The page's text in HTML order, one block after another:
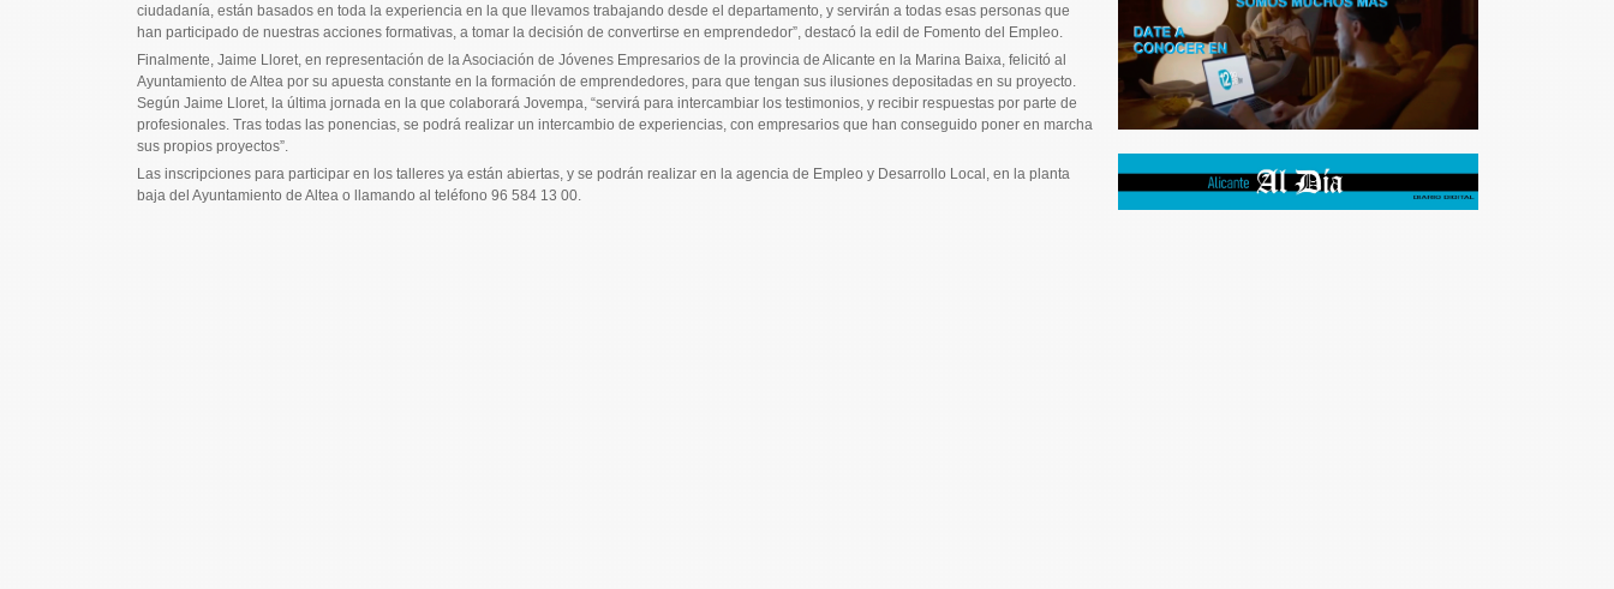
ciudadanía, están basados en toda la experiencia en la que llevamos trabajando desde el departamento, y servirán a todas esas personas que
han participado de nuestras acciones formativas, a tomar la decisión de convertirse en emprendedor”, destacó la edil de Fomento del Empleo.
Finalmente, Jaime Lloret, en representación de la Asociación de Jóvenes Empresarios de la provincia de Alicante en la Marina Baixa, felicitó al
Ayuntamiento de Altea por su apuesta constante en la formación de emprendedores, para que tengan sus ilusiones depositadas en su proyecto.
Según Jaime Lloret, la última jornada en la que colaborará Jovempa, “servirá para intercambiar los testimonios, y recibir respuestas por parte de
profesionales. Tras todas las ponencias, se podrá realizar un intercambio de experiencias, con empresarios que han conseguido poner en marcha
sus propios proyectos”.
Las inscripciones para participar en los talleres ya están abiertas, y se podrán realizar en la agencia de Empleo y Desarrollo Local, en la planta
baja del Ayuntamiento de Altea o llamando al teléfono 96 584 13 00.